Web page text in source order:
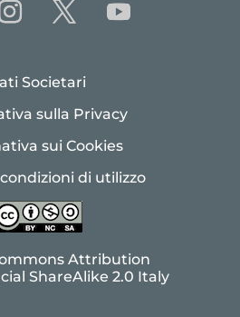
Societari
sulla Privacy
sui Cookies
di utilizzo
Attribution
ShareAlike 2.0 Italy